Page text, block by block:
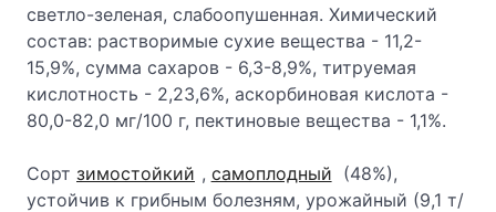
светло-зеленая, слабоопушенная. Химический
состав: растворимые сухие вещества - 11,2-
15,9%, сумма сахаров - 6,3-8,9%, титруемая
кислотность - 2,23,6%, аскорбиновая кислота -
80,0-82,0 мг/100 г, пектиновые вещества - 1,1%.
Сорт зимостойкий , самоплодный (48%),
устойчив к грибным болезням, урожайный (9,1 т/